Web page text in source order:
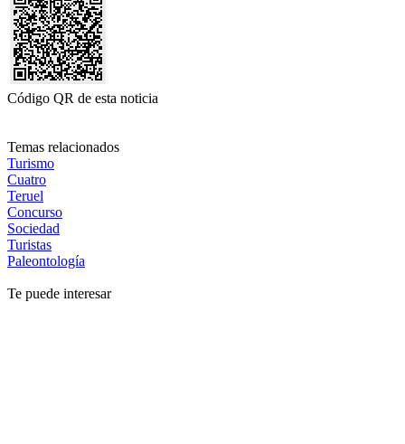
Código QR de esta noticia
Temas relacionados
Turismo
Cuatro
Teruel
Concurso
Sociedad
Turistas
Paleontología
Te puede interesar